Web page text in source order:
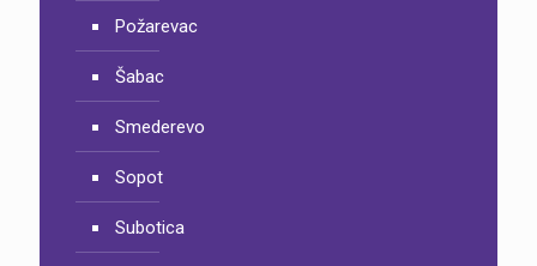
Požarevac
Šabac
Smederevo
Sopot
Subotica